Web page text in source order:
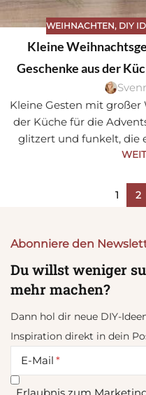
WEIHNACHTEN, DIY
Kleine
Geschenke aus der
Kleine Gesten mit großer
der Küche für die
glitzert und funkelt, die
1 2
Abonniere den
Du willst weniger
mehr machen?
Dann hol dir neue DIY-
Inspiration direkt in dein
E-Mail